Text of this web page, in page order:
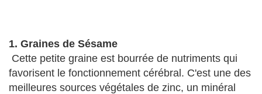
1. Graines de Sésame
Cette petite graine est bourrée de nutriments qui
favorisent le fonctionnement cérébral. C'est une des
meilleures sources végétales de zinc, un minéral